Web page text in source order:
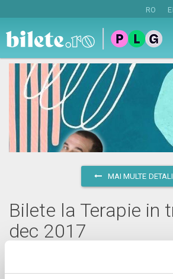
RO
MAI MULTE
Bilete la Terapie in
dec 2017
Bucuresti, The Hubvezi pe harta